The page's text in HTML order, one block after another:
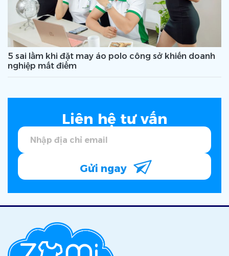
5 sai lầm khi đặt may áo polo công sở khiến doanh
nghiệp mất điểm
Liên hệ tư vấn
Gửi ngay